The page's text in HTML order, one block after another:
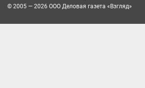
© 2005 — 2026 ООО Деловая газета «Взгляд»